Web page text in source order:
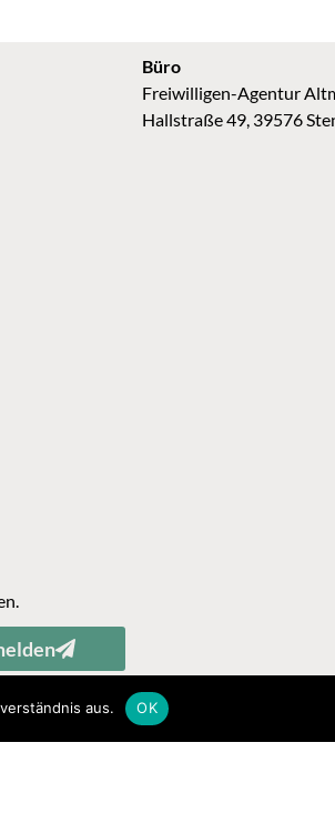
Büro
Freiwilligen-Agentur
Hallstraße 49, 39576
aus. OK